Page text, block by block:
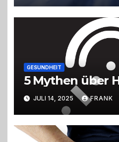
Veränderungen
GESUNDHEIT
5 Mythen über
JULI 14, 2025 FRANK